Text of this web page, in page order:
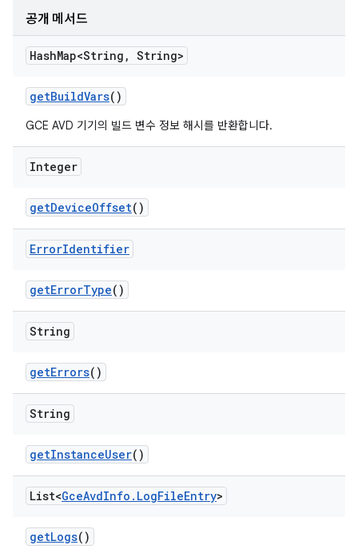
공개 메서드
HashMap<String , String>
getBuildVars()
GCE AVD 기기의 빌드 변수 정보 해시를 반환합니다.
Integer
getDeviceOffset()
ErrorIdentifier
getErrorType()
String
getErrors()
String
getInstanceUser()
List<GceAvdInfo . LogFileEntry>
getLogs()